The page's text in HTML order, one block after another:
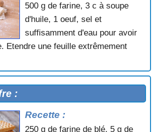
500 g de farine, 3 c à soupe
d'huile, 1 oeuf, sel et
suffisamment d'eau pour avoir
Etendre une feuille extrêmement
:
Recette :
250 g de farine de blé, 5 g de